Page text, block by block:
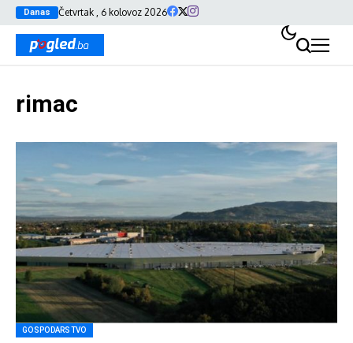
Danas Četvrtak , 6 kolovoz 2026
rimac
GOSPODARSTVO